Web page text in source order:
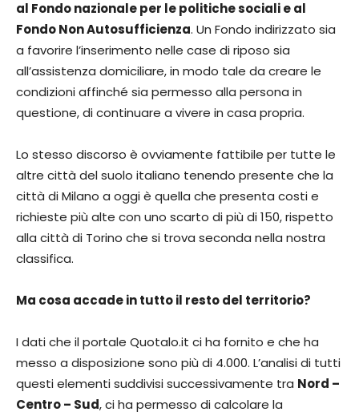
al Fondo nazionale per le politiche sociali e al
Fondo Non Autosufficienza. Un Fondo indirizzato sia
a favorire l’inserimento nelle case di riposo sia
all’assistenza domiciliare, in modo tale da creare le
condizioni affinché sia permesso alla persona in
questione, di continuare a vivere in casa propria.
Lo stesso discorso è ovviamente fattibile per tutte le
altre città del suolo italiano tenendo presente che la
città di Milano a oggi è quella che presenta costi e
richieste più alte con uno scarto di più di 150, rispetto
alla città di Torino che si trova seconda nella nostra
classifica.
Ma cosa accade in tutto il resto del territorio?
I dati che il portale Quotalo.it ci ha fornito e che ha
messo a disposizione sono più di 4.000. L’analisi di tutti
questi elementi suddivisi successivamente tra Nord –
Centro – Sud, ci ha permesso di calcolare la